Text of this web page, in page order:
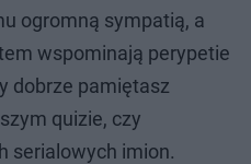
ogromną sympatią, a
wspominają perypetie
dobrze pamiętasz
quizie, czy
serialowych imion.